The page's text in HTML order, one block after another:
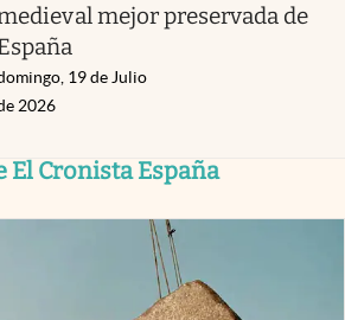
mejor preservada de
19 de Julio
2026
El Cronista España